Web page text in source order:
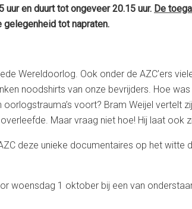
en duurt tot ongeveer 20.15 uur. De
gelegenheid tot napraten.
Wereldoorlog. Ook onder de AZC’ers
noodshirts van onze bevrijders. Hoe
voort? Bram Weijel vertelt
Maar vraag niet hoe! Hij laat ook
deze unieke documentaires op het
woensdag 1 oktober bij een van